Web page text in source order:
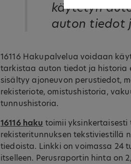
käytetyn
auton tiedot
16116 Hakupalvelua voidaan
tarkistaa auton tiedot ja
sisältyy ajoneuvon perustiedot,
rekisteriote, omistushistoria,
tunnushistoria.
16116 haku toimii
rekisteritunnuksen tekstiviestillä
tiedoista. Linkki on voimassa 24
itselleen. Perusraportin hinta on